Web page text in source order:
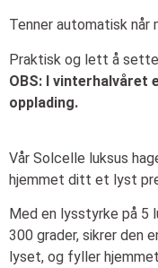
Tenner automatisk når
Praktisk og lett å sette
OBS: I vinterhalvåret
opplading.
Vår Solcelle luksus
hjemmet ditt et lyst
Med en lysstyrke på 5
300 grader, sikrer den
lyset, og fyller